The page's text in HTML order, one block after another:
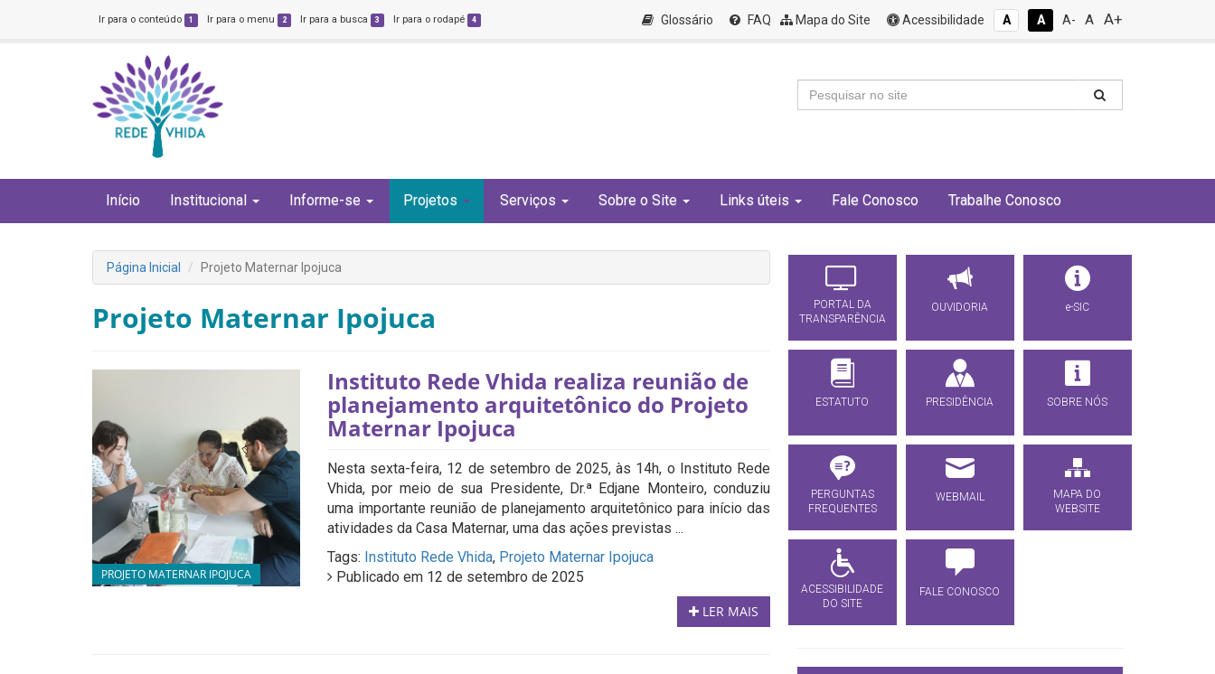
Ir para o conteúdo 1 Ir para o menu 2 Ir para a busca 3 Ir para o rodapé 4 Glossário FAQ Mapa do Site Acessibilidade A A A- A A+
Início Institucional Informe-se Projetos Serviços Sobre o Site Links úteis Fale Conosco Trabalhe Conosco
Página Inicial Projeto Maternar Ipojuca
Projeto Maternar Ipojuca
PROJETO MATERNAR IPOJUCA
Instituto Rede Vhida realiza reunião de
planejamento arquitetônico do Projeto
Maternar Ipojuca
Nesta sexta-feira, 12 de setembro de 2025, às 14h, o Instituto Rede
Vhida, por meio de sua Presidente, Dr.ª Edjane Monteiro, conduziu
uma importante reunião de planejamento arquitetônico para início das
atividades da Casa Maternar, uma das ações previstas ...
Tags: Instituto Rede Vhida, Projeto Maternar Ipojuca
Publicado em 12 de setembro de 2025
LER MAIS
PORTAL DA
TRANSPARÊNCIA
OUVIDORIA e-SIC
ESTATUTO PRESIDÊNCIA SOBRE NÓS
PERGUNTAS
FREQUENTES
WEBMAIL
MAPA DO
WEBSITE
ACESSIBILIDADE
DO SITE
FALE CONOSCO